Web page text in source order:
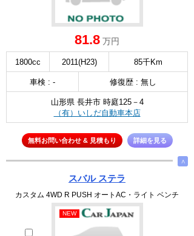
81.8 万円
1800cc 2011(H23) 85千Km
車検 : - 修復歴 : 無し
山形県 長井市 時庭125－4
（有）いしだ自動車本店
無料お問い合わせ & 見積もり 詳細を見る
∧
スバル ステラ
カスタム 4WD R PUSH オートAC・ライト ベンチ
NEW